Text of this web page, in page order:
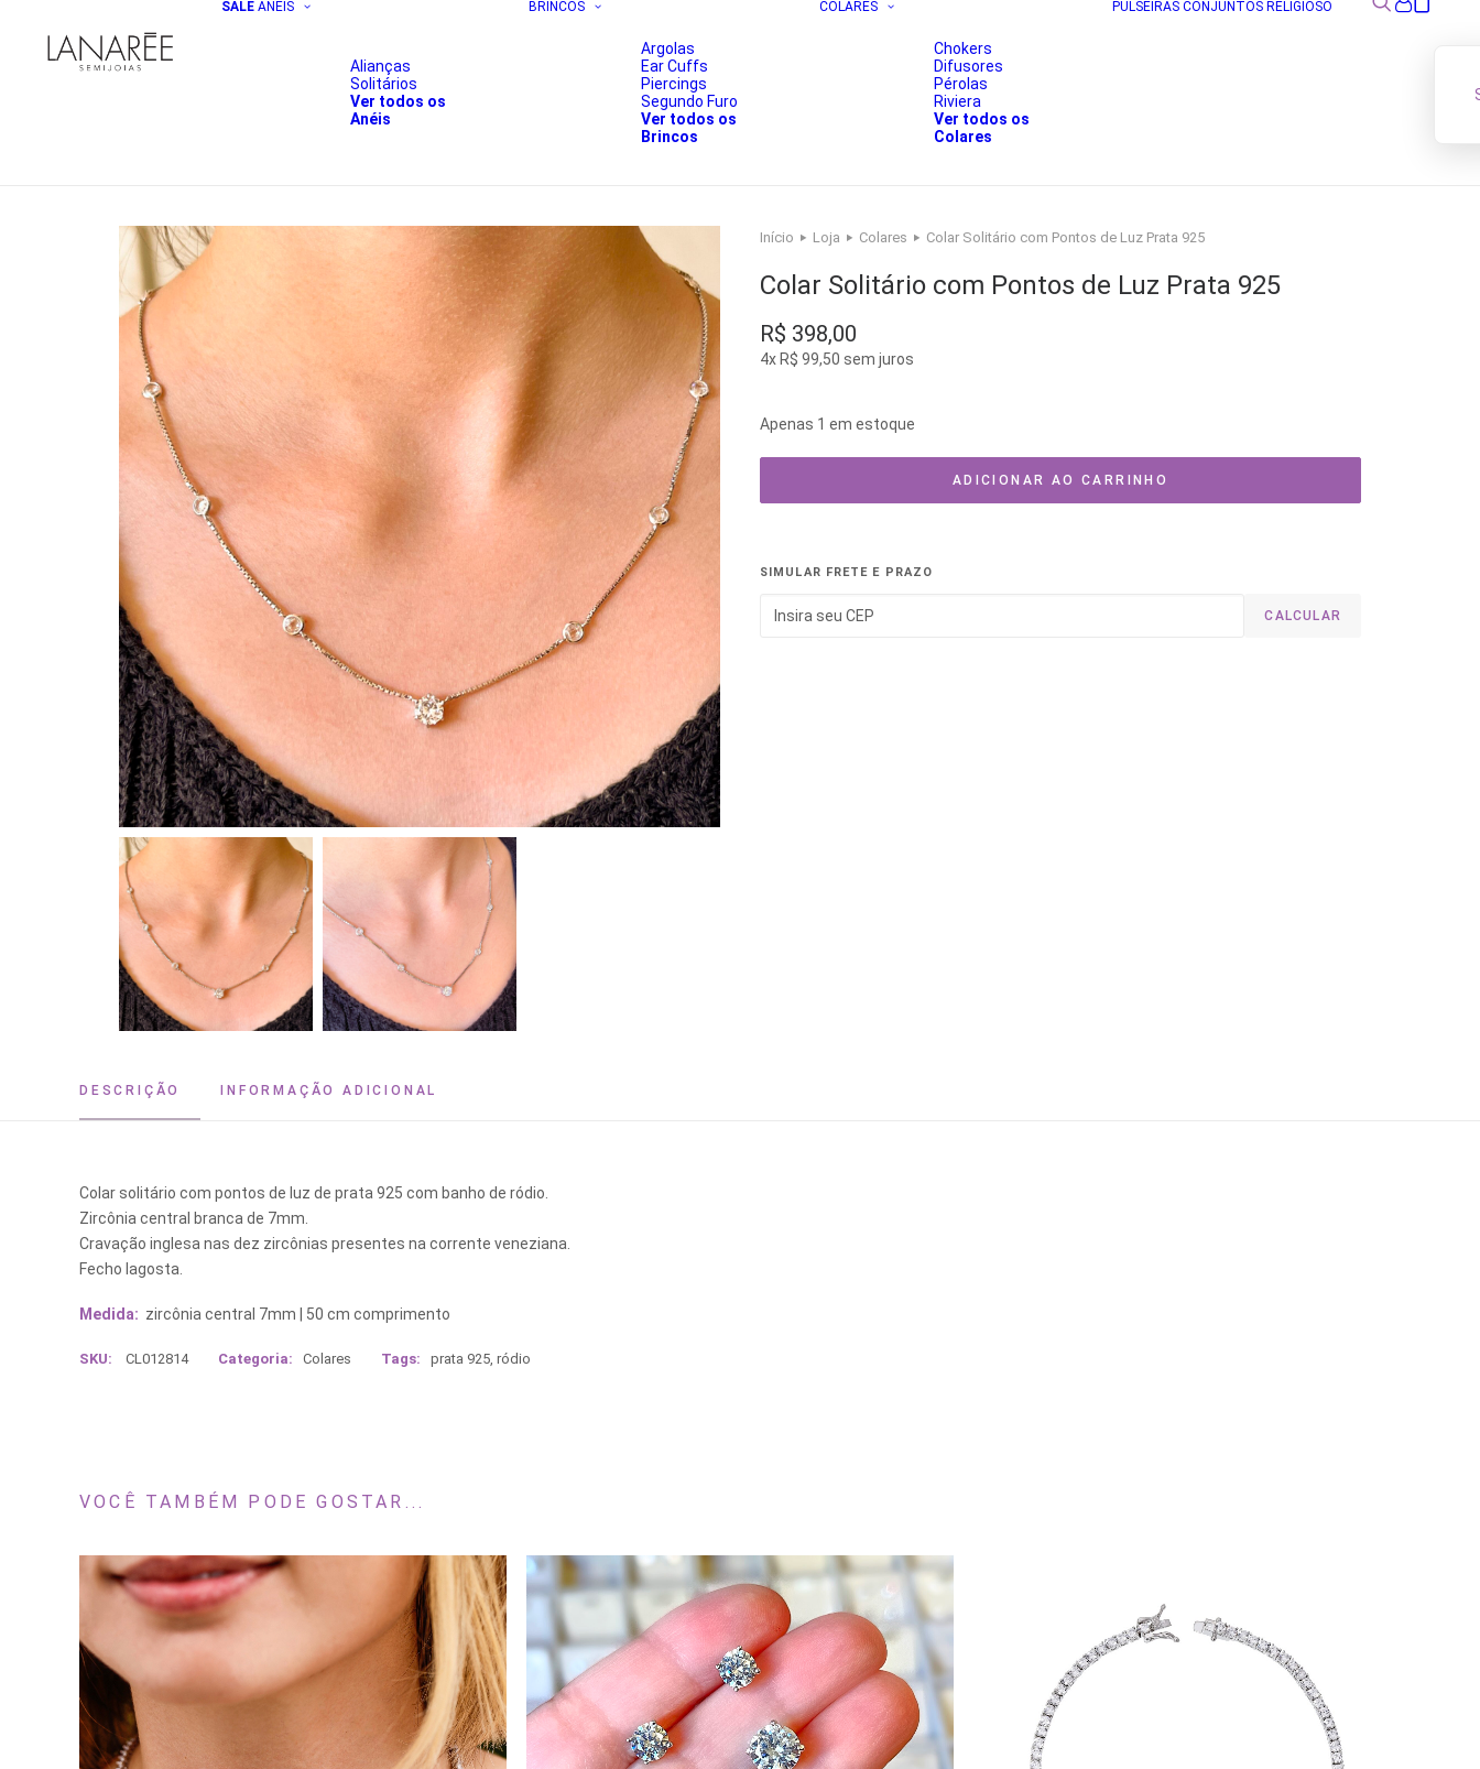
SALE ANÉIS
Alianças
Solitários
Ver todos os
Anéis
BRINCOS
Argolas
Ear Cuffs
Piercings
Segundo Furo
Ver todos os
Brincos
COLARES
Chokers
Difusores
Pérolas
Riviera
Ver todos os
Colares
PULSEIRAS CONJUNTOS RELIGIOSO
Início Loja Colares Colar Solitário com Pontos de Luz Prata 925
Colar Solitário com Pontos de Luz Prata 925
R$ 398,00
4x R$ 99,50 sem juros
Apenas 1 em estoque
ADICIONAR AO CARRINHO
SIMULAR FRETE E PRAZO
CALCULAR
DESCRIÇÃO INFORMAÇÃO ADICIONAL
Colar solitário com pontos de luz de prata 925 com banho de ródio.
Zircônia central branca de 7mm.
Cravação inglesa nas dez zircônias presentes na corrente veneziana.
Fecho lagosta.
Medida: zircônia central 7mm | 50 cm comprimento
SKU: CL012814 Categoria: Colares Tags: prata 925, ródio
VOCÊ TAMBÉM PODE GOSTAR...